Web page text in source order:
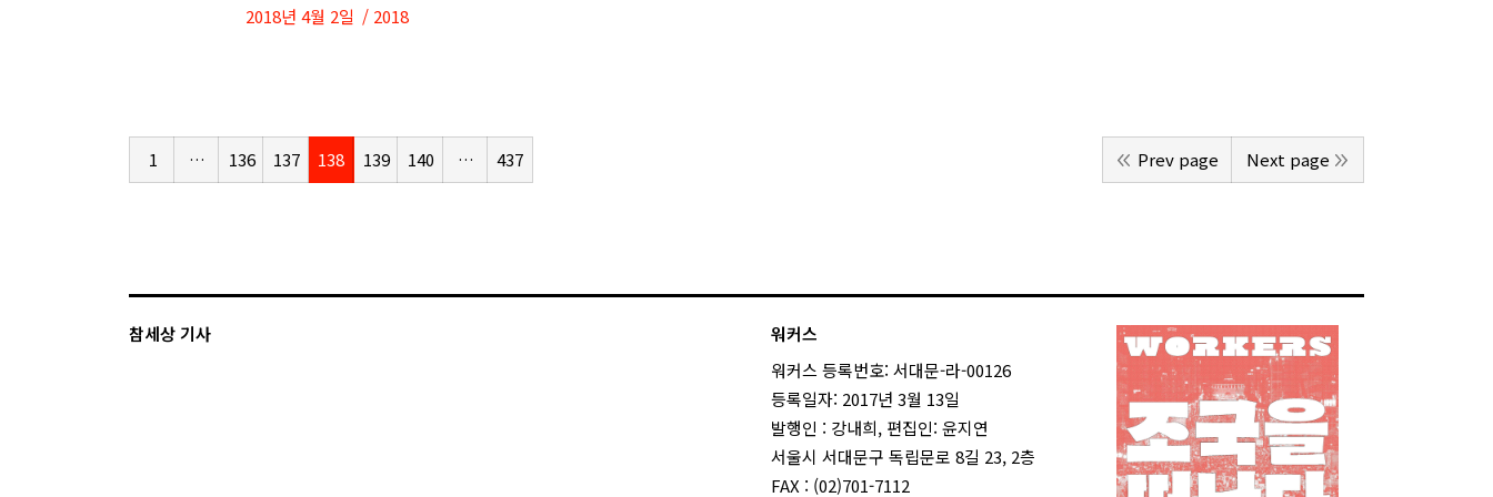
2018년 4월 2일 2018
1 … 136 137 138 139 140 … 437 Prev page Next page
참세상 기사
워커스
워커스 등록번호: 서대문-라-00126
등록일자: 2017년 3월 13일
발행인 : 강내희, 편집인: 윤지연
서울시 서대문구 독립문로 8길 23, 2층
FAX : (02)701-7112